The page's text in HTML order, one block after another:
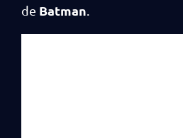
de Batman